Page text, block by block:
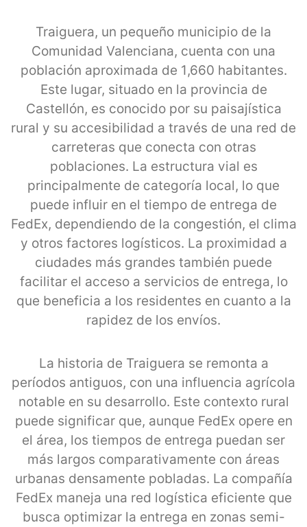
Traiguera, un pequeño municipio de la
Comunidad Valenciana, cuenta con una
población aproximada de 1,660 habitantes.
Este lugar, situado en la provincia de
Castellón, es conocido por su paisajística
rural y su accesibilidad a través de una red de
carreteras que conecta con otras
poblaciones. La estructura vial es
principalmente de categoría local, lo que
puede influir en el tiempo de entrega de
FedEx, dependiendo de la congestión, el clima
y otros factores logísticos. La proximidad a
ciudades más grandes también puede
facilitar el acceso a servicios de entrega, lo
que beneficia a los residentes en cuanto a la
rapidez de los envíos.
La historia de Traiguera se remonta a
períodos antiguos, con una influencia agrícola
notable en su desarrollo. Este contexto rural
puede significar que, aunque FedEx opere en
el área, los tiempos de entrega puedan ser
más largos comparativamente con áreas
urbanas densamente pobladas. La compañía
FedEx maneja una red logística eficiente que
busca optimizar la entrega en zonas semi-